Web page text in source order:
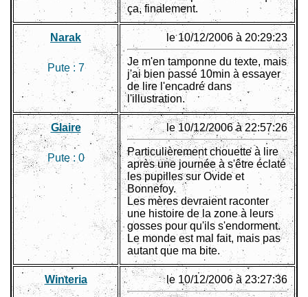
ça, finalement.
Narak
Pute : 7
le 10/12/2006 à 20:29:23
Je m'en tamponne du texte, mais
j'ai bien passé 10min à essayer
de lire l'encadré dans
l'illustration.
Glaire
Pute : 0
le 10/12/2006 à 22:57:26
Particulièrement chouette à lire
après une journée à s'être éclaté
les pupilles sur Ovide et
Bonnefoy.
Les mères devraient raconter
une histoire de la zone à leurs
gosses pour qu'ils s'endorment.
Le monde est mal fait, mais pas
autant que ma bite.
Winteria le 10/12/2006 à 23:27:36